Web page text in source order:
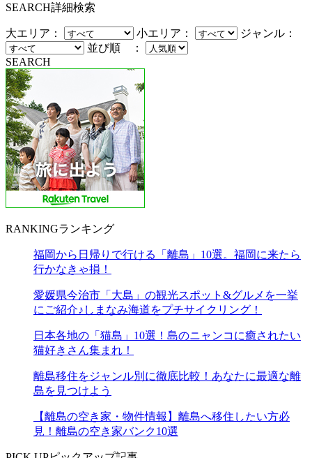
SEARCH詳細検索
大エリア： 小エリア：
ジャンル：
並び順 ：
SEARCH
RANKINGランキング
福岡から日帰りで行ける「離島」10選。福岡に来たら
行かなきゃ損！
愛媛県今治市「大島」の観光スポット&グルメを一挙
にご紹介♪しまなみ海道をプチサイクリング！
日本各地の「猫島」10選！島のニャンコに癒されたい
猫好きさん集まれ！
離島移住をジャンル別に徹底比較！あなたに最適な離
島を見つけよう
【離島の空き家・物件情報】離島へ移住したい方必
見！離島の空き家バンク10選